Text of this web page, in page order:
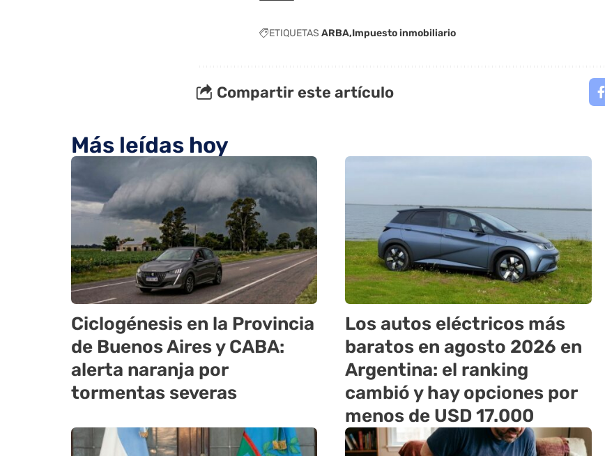
ETIQUETAS ARBA Impuesto inmobiliario
Compartir este artículo
Más leídas hoy
Ciclogénesis en la Provincia
de Buenos Aires y CABA:
alerta naranja por
tormentas severas
Los autos eléctricos más
baratos en agosto 2026 en
Argentina: el ranking
cambió y hay opciones por
menos de USD 17.000